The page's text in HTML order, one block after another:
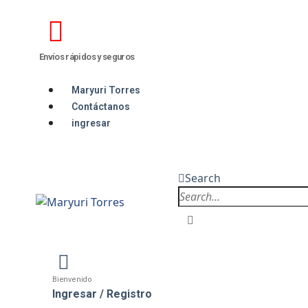
Envíos rápidos y seguros
Maryuri Torres
Contáctanos
ingresar
Search
Bienvenido
Ingresar / Registro